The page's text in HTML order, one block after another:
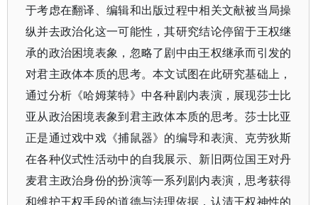
于考虑在翻译、编辑和出版过程中相关文献被当局操
纵并去政治化这一可能性，其研究结论停留于王权继
承的政治困境表象，忽略了剧中由王权继承而引发的
对君主政体本质的思考。本文试图在此研究基础上，
通过分析《哈姆莱特》中各种剧内表演，展现莎士比
亚从政治困境表象到君主政体本质的思考。莎士比亚
正是通过戏中戏《捕鼠器》的编导和表演、克劳狄斯
在各种仪式性活动中的自我展示、新旧两位国王对丹
麦君主政治身份的扮演等一系列剧内表演，思考获得
和维护王权手段的道德与法理依据，认清王权神性的